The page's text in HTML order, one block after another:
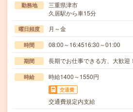
勤務地
三重県津市
久居駅から車15分
曜日頻度 月～金
時間 08:00～16:4516:30～01:00
期間 長期でお仕事できる方、大歓迎！
時給 時給1400～1550円
交通費
交通費規定内支給